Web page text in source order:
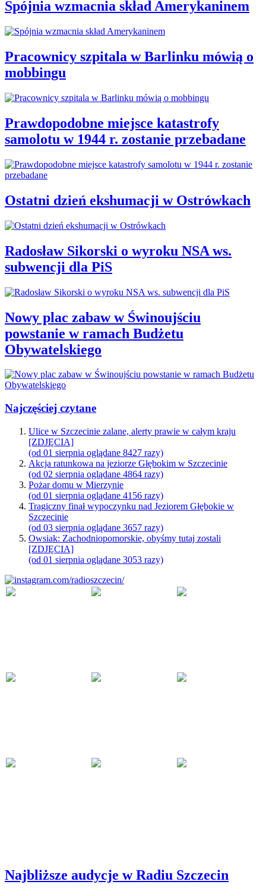
Spójnia wzmacnia skład Amerykaninem
Pracownicy szpitala w Barlinku mówią o
mobbingu
Prawdopodobne miejsce katastrofy
samolotu w 1944 r. zostanie przebadane
Ostatni dzień ekshumacji w Ostrówkach
Radosław Sikorski o wyroku NSA ws.
subwencji dla PiS
Nowy plac zabaw w Świnoujściu
powstanie w ramach Budżetu
Obywatelskiego
Najczęściej czytane
Ulice w Szczecinie zalane, alerty prawie w całym kraju
[ZDJĘCIA]
(od 01 sierpnia oglądane 8427 razy)
Akcja ratunkowa na jeziorze Głębokim w Szczecinie
(od 02 sierpnia oglądane 4864 razy)
Pożar domu w Mierzynie
(od 01 sierpnia oglądane 4156 razy)
Tragiczny finał wypoczynku nad Jeziorem Głębokie w
Szczecinie
(od 03 sierpnia oglądane 3657 razy)
Owsiak: Zachodniopomorskie, obyśmy tutaj zostali
[ZDJĘCIA]
(od 01 sierpnia oglądane 3053 razy)
Najbliższe audycje w Radiu Szczecin